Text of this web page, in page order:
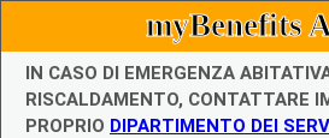
myBenefits
IN CASO DI EMERGENZA
RISCALDAMENTO, CONTATTARE
PROPRIO DIPARTIMENTO DEI